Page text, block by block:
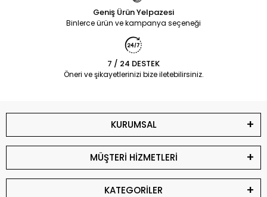
Geniş Ürün Yelpazesi
Binlerce ürün ve kampanya seçeneği
7 / 24 DESTEK
Öneri ve şikayetlerinizi bize iletebilirsiniz.
KURUMSAL
MÜŞTERİ HİZMETLERİ
KATEGORİLER